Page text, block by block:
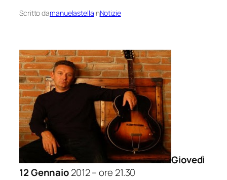
Scritto damanuelastellainNotizie
Giovedì
12 Gennaio2012 – ore 21.30